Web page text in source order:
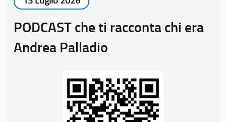
PODCAST che ti racconta chi era
Andrea Palladio